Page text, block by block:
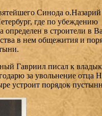
Синода
где по убеждению
определен в строители в
в нем общежития и
Гавриил писал к
за увольнение отца
устроит порядок